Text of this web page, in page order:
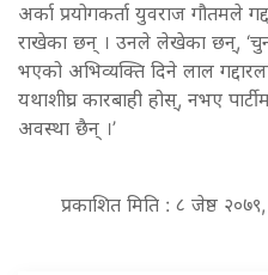
अर्का प्रयोगकर्ता युवराज गौतमले
राखेका छन् । उनले लेखेका छन्,
भएको अभिव्यक्ति दिने लाल
यथाशीघ्र कारबाही होस्, नभए
अवस्था छैन् ।’
प्रकाशित मिति : ८ जेष्ठ